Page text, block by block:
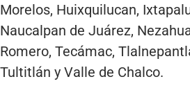
Morelos, Huixquilucan,
Naucalpan de Juárez,
Romero, Tecámac,
Tultitlán y Valle de Chalco.